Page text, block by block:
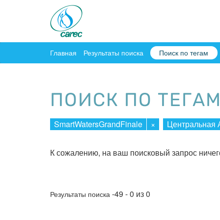
Главная Результаты поиска Поиск по тегам
ПОИСК ПО ТЕГАМ
SmartWatersGrandFinale × Центральная
К сожалению, на ваш поисковый запрос
Результаты поиска -49 - 0 из 0